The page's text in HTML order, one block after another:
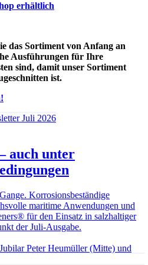
erhältlich
das Sortiment von Anfang an
Ausführungen für Ihre
sind, damit unser Sortiment
ist.
auch unter
Korrosionsbeständige
maritime Anwendungen und
für den Einsatz in salzhaltiger
der Juli-Ausgabe.